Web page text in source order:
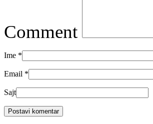
Comment
Ime *
Email *
Sajt